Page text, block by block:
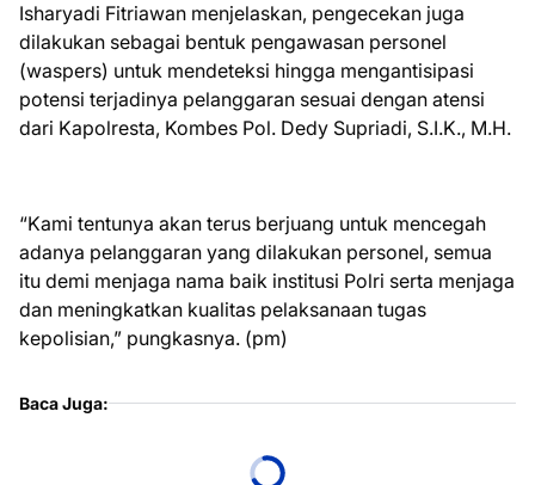
Isharyadi Fitriawan menjelaskan, pengecekan juga
dilakukan sebagai bentuk pengawasan personel
(waspers) untuk mendeteksi hingga mengantisipasi
potensi terjadinya pelanggaran sesuai dengan atensi
dari Kapolresta, Kombes Pol. Dedy Supriadi, S.I.K., M.H.
“Kami tentunya akan terus berjuang untuk mencegah
adanya pelanggaran yang dilakukan personel, semua
itu demi menjaga nama baik institusi Polri serta menjaga
dan meningkatkan kualitas pelaksanaan tugas
kepolisian,” pungkasnya. (pm)
Baca Juga: